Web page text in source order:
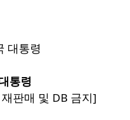
통령
판매 및 DB 금지]